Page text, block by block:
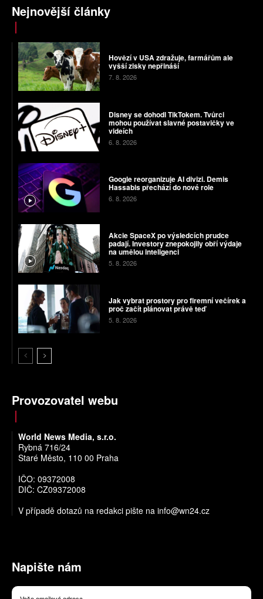
Nejnovější články
Hovězí v USA zdražuje, farmářům ale
vyšší zisky nepřináší
7. 8. 2026
Disney se dohodl TikTokem. Tvůrci
mohou používat slavné postavičky ve
videích
6. 8. 2026
Google reorganizuje AI divizi. Demis
Hassabis přechází do nové role
6. 8. 2026
Akcie SpaceX po výsledcích prudce
padají. Investory znepokojily obří výdaje
na umělou inteligenci
5. 8. 2026
Jak vybrat prostory pro firemní večírek a
proč začít plánovat právě teď
5. 8. 2026
Provozovatel webu
World News Media, s.r.o.
Rybná 716/24
Staré Město, 110 00 Praha
IČO: 09372008
DIČ: CZ09372008
V případě dotazů na redakci pište na info@wn24.cz
Napište nám